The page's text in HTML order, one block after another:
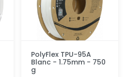
PolyFlex TPU-95A
Blanc - 1.75mm - 750
g